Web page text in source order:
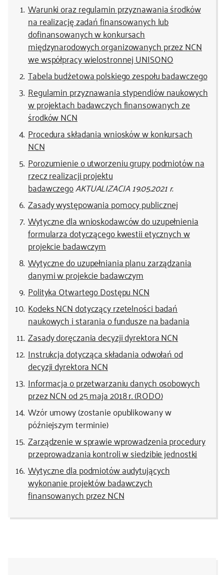
Warunki oraz regulamin przyznawania środków
na realizację zadań finansowanych lub
dofinansowanych w konkursach
międzynarodowych organizowanych przez NCN
we współpracy wielostronnej UNISONO
Tabela budżetowa polskiego zespołu badawczego
Regulamin przyznawania stypendiów naukowych
w projektach badawczych finansowanych ze
środków NCN
Procedura składania wniosków w konkursach
NCN
Porozumienie o utworzeniu grupy podmiotów na
rzecz realizacji projektu
badawczegoAKTUALIZACJA 19.05.2021 r.
Zasady występowania pomocy publicznej
Wytyczne dla wnioskodawców do uzupełnienia
formularza dotyczącego kwestii etycznych w
projekcie badawczym
Wytyczne do uzupełniania planu zarządzania
danymi w projekcie badawczym
Polityka Otwartego Dostępu NCN
Kodeks NCN dotyczący rzetelności badań
naukowych i starania o fundusze na badania
Zasady doręczania decyzji dyrektora NCN
Instrukcja dotycząca składania odwołań od
decyzji dyrektora NCN
Informacja o przetwarzaniu danych osobowych
przez NCN od 25 maja 2018 r. (RODO)
Wzór umowy (zostanie opublikowany w
późniejszym terminie)
Zarządzenie w sprawie wprowadzenia procedury
przeprowadzania kontroli w siedzibie jednostki
Wytyczne dla podmiotów audytujących
wykonanie projektów badawczych
finansowanych przez NCN